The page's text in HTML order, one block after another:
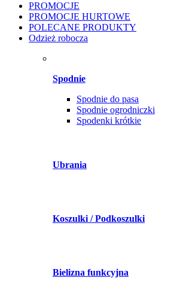
PROMOCJE
PROMOCJE HURTOWE
POLECANE PRODUKTY
Odzież robocza
Spodnie
Spodnie do pasa
Spodnie ogrodniczki
Spodenki krótkie
Ubrania
Koszulki / Podkoszulki
Bielizna funkcyjna